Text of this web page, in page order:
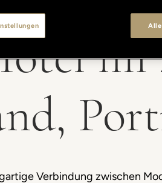
im
Verbindung zwischen